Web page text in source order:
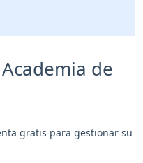
de
gratis para gestionar su